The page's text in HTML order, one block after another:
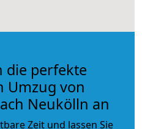
die perfekte
Umzug von
Neukölln an
Zeit und lassen Sie